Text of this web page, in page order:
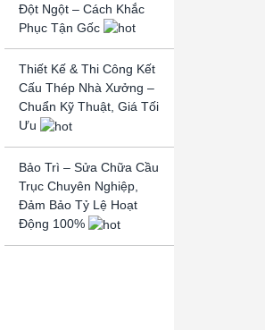
Đột Ngột – Cách Khắc
Phục Tận Gốc
Thiết Kế & Thi Công Kết
Cấu Thép Nhà Xưởng –
Chuẩn Kỹ Thuật, Giá Tối
Ưu
Bảo Trì – Sửa Chữa Cầu
Trục Chuyên Nghiệp,
Đảm Bảo Tỷ Lệ Hoạt
Động 100%